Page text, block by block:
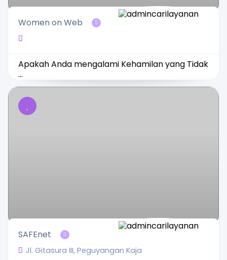
Women on Web
Apakah Anda mengalami Kehamilan yang Tidak
...
SAFEnet
Jl. Gitasura III, Peguyangan Kaja